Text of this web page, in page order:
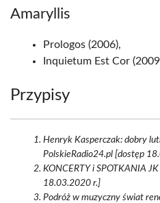
Amaryllis
Prologos (2006),
Inquietum Est Cor
Przypisy
Henryk Kasperczak: dobry
PolskieRadio24.pl [dostęp
KONCERTY i SPOTKANIA
18.03.2020 r.]
Podróż w muzyczny świat